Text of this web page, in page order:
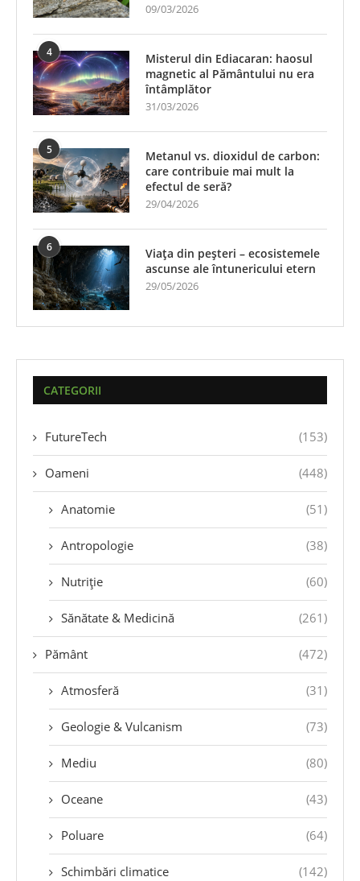
09/03/2026
4
Misterul din Ediacaran: haosul
magnetic al Pământului nu era
întâmplător
31/03/2026
5
Metanul vs. dioxidul de carbon:
care contribuie mai mult la
efectul de seră?
29/04/2026
6
Viața din peșteri – ecosistemele
ascunse ale întunericului etern
29/05/2026
CATEGORII
FutureTech (153)
Oameni (448)
Anatomie (51)
Antropologie (38)
Nutriție (60)
Sănătate & Medicină (261)
Pământ (472)
Atmosferă (31)
Geologie & Vulcanism (73)
Mediu (80)
Oceane (43)
Poluare (64)
Schimbări climatice (142)